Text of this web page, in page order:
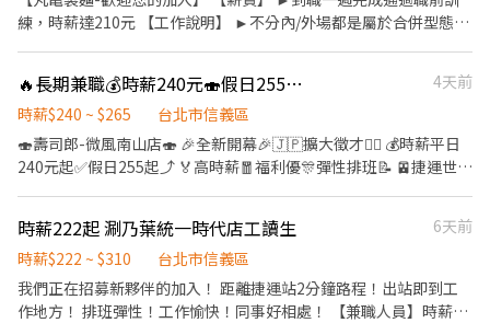
6% ④特休／年假按照勞基法規定 ⑤颱風天出勤津貼補助 ⑥員工店
內用餐折扣 ⑦提供員工制服 ⑧任職一年後提供免費健檢
活動競賽獎金！ ▪一年4次考核及調薪！！！ ▪加班費按每分鐘計
算 ▪介紹親朋好友入職，期滿可獲得3,000～10,000元獎金！ ⭕企
業魅力 ▪「以人為本」注重團隊合作及交流，採納同仁的意見，提
升參與感 ▪除學習到日本商業禮儀、衛生知識及專業的烹飪技巧，
▪升遷快速且制度完善，依努力及成果將有升遷加薪的機會 ▪享有
完善的福利制度，加班費為分鐘為單位計算，重視員工的辛勤付出
▪計畫拓展全台灣，讓更多人有機會品嚐美味平價壽司，致力成為
頂尖品牌 ⭕基本保障 ①加班費(以每分鐘為單位計算) ②勞保、健
保、意外險 ③每月提撥勞工退休新制6% ④特休／年假按照勞基法
規定 ⑤颱風天出勤津貼補助 ⑥員工店內用餐折扣 ⑦提供員工制服
⑧任職一年後提供免費健檢
人之間的進退應對。 ❹ 學習燒肉技巧並傳達給客人瞭解。 ❺ 學習
牛肉的部位及特性，增加牛肉知識🆙。 【內場】 ➊ 學習基礎的刀工
習和牛的基礎分切。 ❹ 負責每日的工作環境清潔。 ❺ 協助檢查食
材保存狀況檢查與管理，確保食品安全及品質。 【招募對象】 ➊ 對
餐飲業有興趣。 ➋ 喜歡牛肉料理、餐酒文化。 ➌ 願意追隨乾杯經
營理念者。 【福利】 ➊ 每日皆有提供員工餐、可樂機飲料喝到飽。
➋ 每年健檢健康諮詢。 ➌ 年終獎金、年度尾牙抽獎。 ❹ 不定期部
門聚餐等。 ❺ 季度集團福利品及員工旅遊補助金。 【排班方式】
週排制，最低需配合可上班兩天平日（一二三四），兩天假日（五
上班唷) (上下班時間可依需求討論，互相配合，歡迎先來訊息詢
問）
練，時薪達210元 【工作說明】 ►不分內/外場都是屬於合併型態的
彈性排班08:30-23:00（面試時請於主管確認排班時間） 【薪資福
利】 1. 提供員工餐 2. 國定假日雙倍薪 3. 提供優秀同仁績效獎金 4.
久任獎金 5. 生日禮卷 6. 滿年資享特休假 7.福委會福利補助 ★★多項
福利歡迎您加入我們★★
🔥長期兼職💰時薪240元🍣假日255元壽司郎-微風南山店🙆學生打工🙋二度就業
4天前
時薪$240 ~ $265
台北市信義區
🍣壽司郎-微風南山店🍣 🎉全新開幕🎉🇯🇵擴大徵才🙆‍♀️ 💰時薪平日
240元起✅️假日255起⤴️ 🏅高時薪🧧福利優🎊彈性排班📝 🚈捷運世貿
學打工、假日兼職、二度就業、外籍學生、實習簽約。 ✅️彈性排
班：08:30~23:00(請於面試時與店長確認班表) ✅️不管是平日早班、
週末假日班、放學後打烊班皆有職缺，歡迎直接投遞履歷！ ⭕工作
內容 ▪外場🎈 帶客入座→介紹、服務→飲料提供→餐具清洗→桌邊
時薪222起 涮乃葉統一時代店工讀生
6天前
時薪$222 ~ $310
台北市信義區
我們正在招募新夥伴的加入！ 距離捷運站2分鐘路程！出站即到工
作地方！ 排班彈性！工作愉快！同事好相處！ 【兼職人員】時薪：